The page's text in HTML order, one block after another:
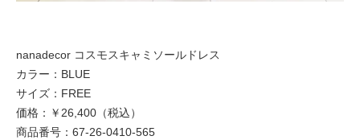
nanadecor コスモスキャミソールドレス
カラー：BLUE
サイズ：FREE
価格：￥26,400（税込）
商品番号：67-26-0410-565